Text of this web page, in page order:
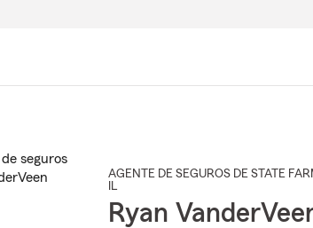
AGENTE DE SEGUROS DE STATE
IL
Ryan